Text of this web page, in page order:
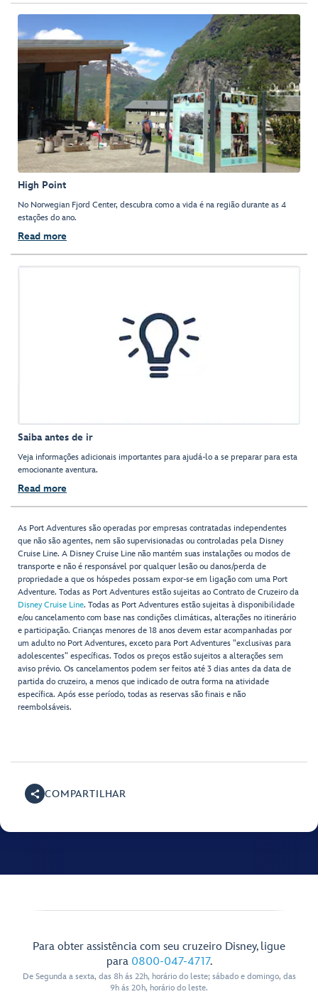
High Point
No Norwegian Fjord Center, descubra como a vida é na região durante as 4
estações do ano.
Read more
Saiba antes de ir
Veja informações adicionais importantes para ajudá-lo a se preparar para esta
emocionante aventura.
Read more
As Port Adventures são operadas por empresas contratadas independentes
que não são agentes, nem são supervisionadas ou controladas pela Disney
Cruise Line. A Disney Cruise Line não mantém suas instalações ou modos de
transporte e não é responsável por qualquer lesão ou danos/perda de
propriedade a que os hóspedes possam expor-se em ligação com uma Port
Adventure. Todas as Port Adventures estão sujeitas ao Contrato de Cruzeiro da
Disney Cruise Line. Todas as Port Adventures estão sujeitas à disponibilidade
e/ou cancelamento com base nas condições climáticas, alterações no itinerário
e participação. Crianças menores de 18 anos devem estar acompanhadas por
um adulto no Port Adventures, exceto para Port Adventures "exclusivas para
adolescentes” específicas. Todos os preços estão sujeitos a alterações sem
aviso prévio. Os cancelamentos podem ser feitos até 3 dias antes da data de
partida do cruzeiro, a menos que indicado de outra forma na atividade
específica. Após esse período, todas as reservas são finais e não
reembolsáveis.
COMPARTILHAR
Para obter assistência com seu cruzeiro Disney, ligue
para 0800-047-4717.
De Segunda a sexta, das 8h ás 22h, horário do leste; sábado e domingo, das
9h ás 20h, horário do leste.